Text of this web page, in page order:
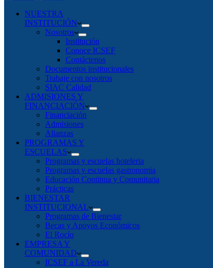
NUESTRA
INSTITUCIÓN
Nosotros
Institución
Conoce ICSEF
Contáctenos
Documentos institucionales
Trabaje con nosotros
SIAC Calidad
ADMISIONES Y
FINANCIACIÓN
Financiación
Admisiones
Alianzas
PROGRAMAS Y
ESCUELAS
Programas y escuelas hoteleria
Programas y escuelas gastronomia
Educación Continua y Comunitaria
Prácticas
BIENESTAR
INSTITUCIONAL
Programas de Bienestar
Becas y Apoyos Económicos
El Rocío
EMPRESA Y
COMUNIDAD
ICSEF a La Vereda